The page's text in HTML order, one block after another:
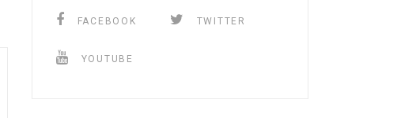
FACEBOOK TWITTER
YOUTUBE